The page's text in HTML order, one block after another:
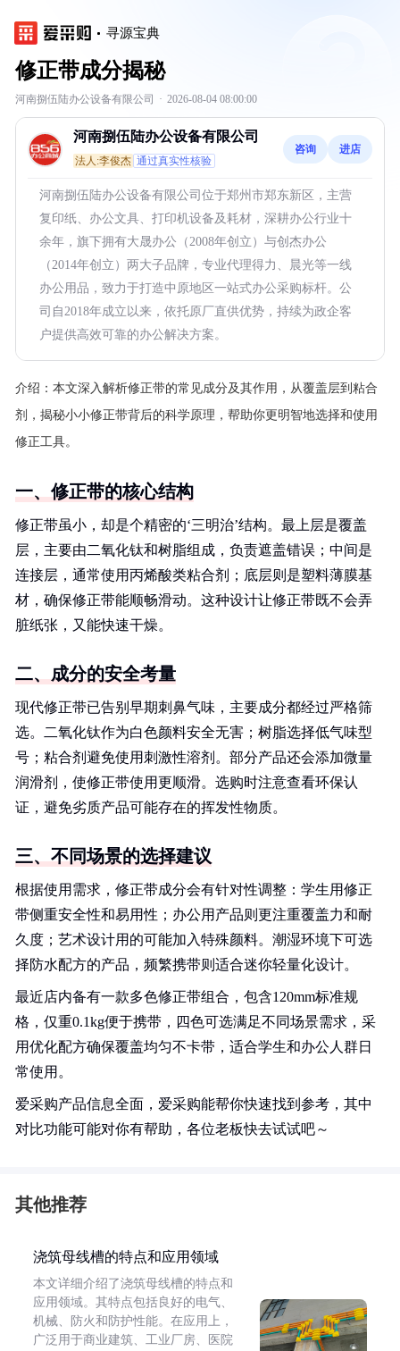
寻源宝典
修正带成分揭秘
河南捌伍陆办公设备有限公司 · 2026-08-04 08:00:00
河南捌伍陆办公设备有限公司
法人:李俊杰 通过真实性核验
咨询 进店
河南捌伍陆办公设备有限公司位于郑州市郑东新区，主营
复印纸、办公文具、打印机设备及耗材，深耕办公行业十
余年，旗下拥有大晟办公（2008年创立）与创杰办公
（2014年创立）两大子品牌，专业代理得力、晨光等一线
办公用品，致力于打造中原地区一站式办公采购标杆。公
司自2018年成立以来，依托原厂直供优势，持续为政企客
户提供高效可靠的办公解决方案。
介绍： 本文深入解析修正带的常见成分及其作用，从覆盖层到粘合
剂，揭秘小小修正带背后的科学原理，帮助你更明智地选择和使用
修正工具。
一、修正带的核心结构
修正带虽小，却是个精密的‘三明治’结构。最上层是覆盖
层，主要由二氧化钛和树脂组成，负责遮盖错误；中间是
连接层，通常使用丙烯酸类粘合剂；底层则是塑料薄膜基
材，确保修正带能顺畅滑动。这种设计让修正带既不会弄
脏纸张，又能快速干燥。
二、成分的安全考量
现代修正带已告别早期刺鼻气味，主要成分都经过严格筛
选。二氧化钛作为白色颜料安全无害；树脂选择低气味型
号；粘合剂避免使用刺激性溶剂。部分产品还会添加微量
润滑剂，使修正带使用更顺滑。选购时注意查看环保认
证，避免劣质产品可能存在的挥发性物质。
三、不同场景的选择建议
根据使用需求，修正带成分会有针对性调整：学生用修正
带侧重安全性和易用性；办公用产品则更注重覆盖力和耐
久度；艺术设计用的可能加入特殊颜料。潮湿环境下可选
择防水配方的产品，频繁携带则适合迷你轻量化设计。
最近店内备有一款多色修正带组合，包含120mm标准规
格，仅重0.1kg便于携带，四色可选满足不同场景需求，采
用优化配方确保覆盖均匀不卡带，适合学生和办公人群日
常使用。
爱采购产品信息全面，爱采购能帮你快速找到参考，其中
对比功能可能对你有帮助，各位老板快去试试吧～
其他推荐
浇筑母线槽的特点和应用领域
本文详细介绍了浇筑母线槽的特点和
应用领域。其特点包括良好的电气、
机械、防火和防护性能。在应用上，
广泛用于商业建筑、工业厂房、医院